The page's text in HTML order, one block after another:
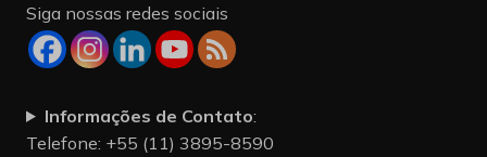
Siga nossas redes sociais
Informações de Contato:
Telefone: +55 (11) 3895-8590